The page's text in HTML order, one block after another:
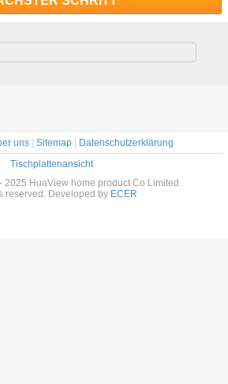
uns Sitemap
Datenschutzerklärung
Tischplattenansicht
2025 HuaView home product Co Limited.
reserved. Developed by ECER